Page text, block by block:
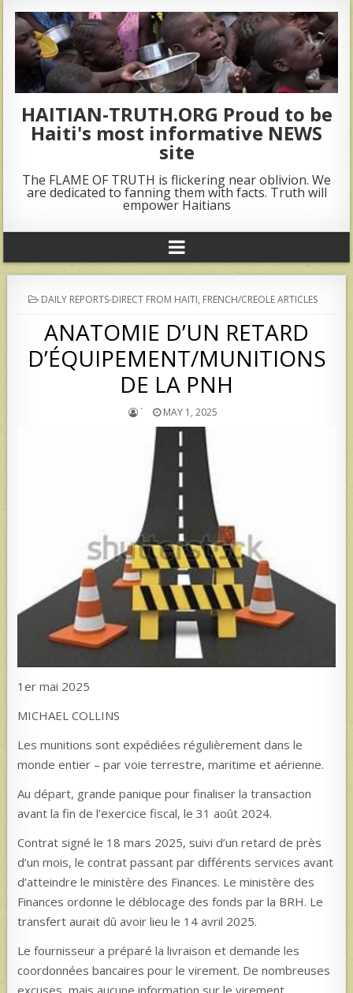
HAITIAN-TRUTH.ORG Proud to be
Haiti's most informative NEWS
site
The FLAME OF TRUTH is flickering near oblivion. We
are dedicated to fanning them with facts. Truth will
empower Haitians
POSTED
IN
DAILY REPORTS-DIRECT FROM HAITI, FRENCH/CREOLE ARTICLES
ANATOMIE D’UN RETARD
D’ÉQUIPEMENT/MUNITIONS
DE LA PNH
` MAY 1, 2025
1er mai 2025
MICHAEL COLLINS
Les munitions sont expédiées régulièrement dans le
monde entier – par voie terrestre, maritime et aérienne.
Au départ, grande panique pour finaliser la transaction
avant la fin de l’exercice fiscal, le 31 août 2024.
Contrat signé le 18 mars 2025, suivi d’un retard de près
d’un mois, le contrat passant par différents services avant
d’atteindre le ministère des Finances. Le ministère des
Finances ordonne le déblocage des fonds par la BRH. Le
transfert aurait dû avoir lieu le 14 avril 2025.
Le fournisseur a préparé la livraison et demande les
coordonnées bancaires pour le virement. De nombreuses
excuses, mais aucune information sur le virement.